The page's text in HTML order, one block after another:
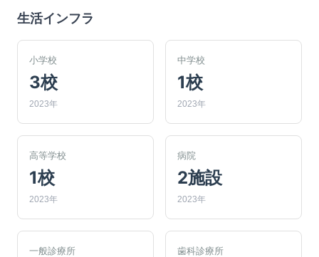
生活インフラ
小学校
3校
2023年
中学校
1校
2023年
高等学校
1校
2023年
病院
2施設
2023年
一般診療所 歯科診療所